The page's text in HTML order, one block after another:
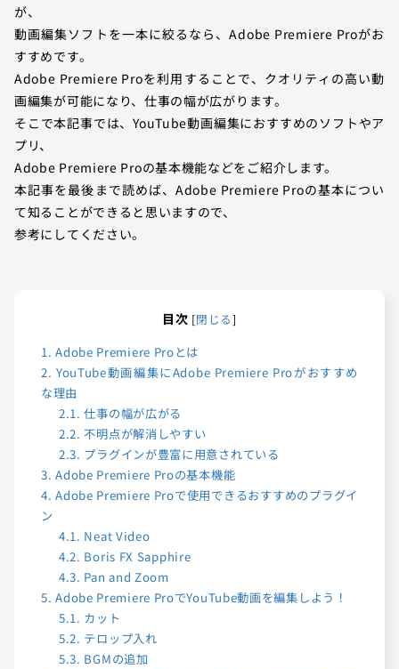
が、
動画編集ソフトを一本に絞るなら、Adobe Premiere Proがお
すすめです。
Adobe Premiere Proを利用することで、クオリティの高い動
画編集が可能になり、仕事の幅が広がります。
そこで本記事では、YouTube動画編集におすすめのソフトやア
プリ、
Adobe Premiere Proの基本機能などをご紹介します。
本記事を最後まで読めば、Adobe Premiere Proの基本につい
て知ることができると思いますので、
参考にしてください。
目次 [閉じる]
1. Adobe Premiere Proとは
2. YouTube動画編集にAdobe Premiere Proがおすすめ
な理由
2.1. 仕事の幅が広がる
2.2. 不明点が解消しやすい
2.3. プラグインが豊富に用意されている
3. Adobe Premiere Proの基本機能
4. Adobe Premiere Proで使用できるおすすめのプラグイ
ン
4.1. Neat Video
4.2. Boris FX Sapphire
4.3. Pan and Zoom
5. Adobe Premiere ProでYouTube動画を編集しよう！
5.1. カット
5.2. テロップ入れ
5.3. BGMの追加